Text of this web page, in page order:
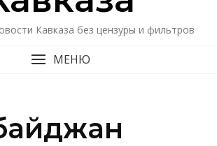
Кавказа без цензуры и фильтров
МЕНЮ